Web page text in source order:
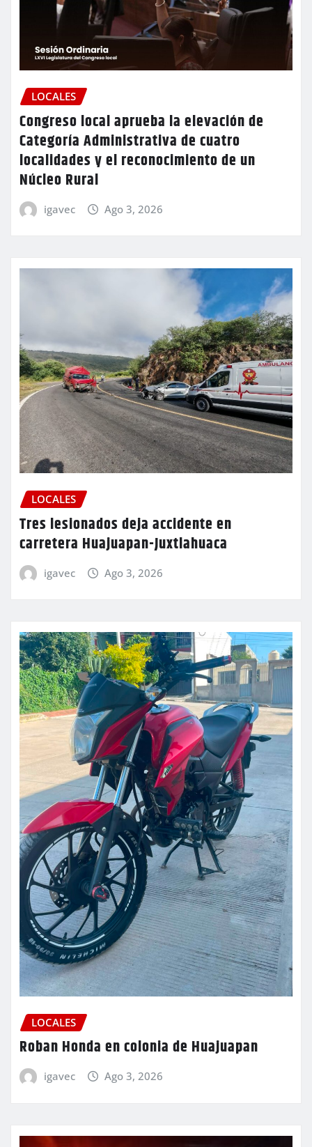
LOCALES
Congreso local aprueba la elevación de
Categoría Administrativa de cuatro
localidades y el reconocimiento de un
Núcleo Rural
igavec Ago 3, 2026
LOCALES
Tres lesionados deja accidente en
carretera Huajuapan-Juxtlahuaca
igavec Ago 3, 2026
LOCALES
Roban Honda en colonia de Huajuapan
igavec Ago 3, 2026